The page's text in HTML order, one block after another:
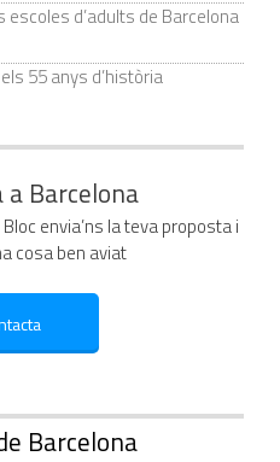
escoles d’adults de Barcelona
55 anys d’història
a Barcelona
envia’ns la teva proposta i
cosa ben aviat
Barcelona